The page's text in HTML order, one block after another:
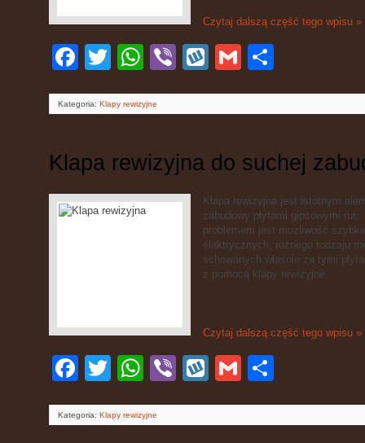
Czytaj dalszą część tego wpisu »
Facebook
Twitter WhatsApp
Viber WykopGmail
Kategoria: Klapy rewizyjne
Klapa rewizyjna do suchej
Klapa rewizyjna jest istotnym
zabudowy płytami gipsowymi
problemem jest możliwość
elektrycznych, różnego rodzaju
schowanych właśnie za tymi
z pomocą klapy rewizyjne.
Czytaj dalszą część tego wpisu »
Facebook
Twitter WhatsApp
Viber WykopGmail
Kategoria: Klapy rewizyjne